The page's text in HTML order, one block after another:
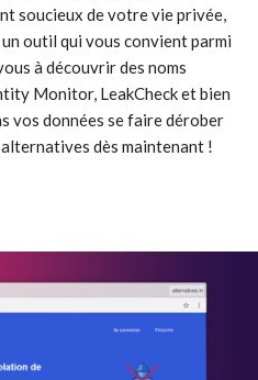
soucieux de votre vie privée,
outil qui vous convient parmi
à découvrir des noms
Monitor, LeakCheck et bien
vos données se faire dérober
dès maintenant !